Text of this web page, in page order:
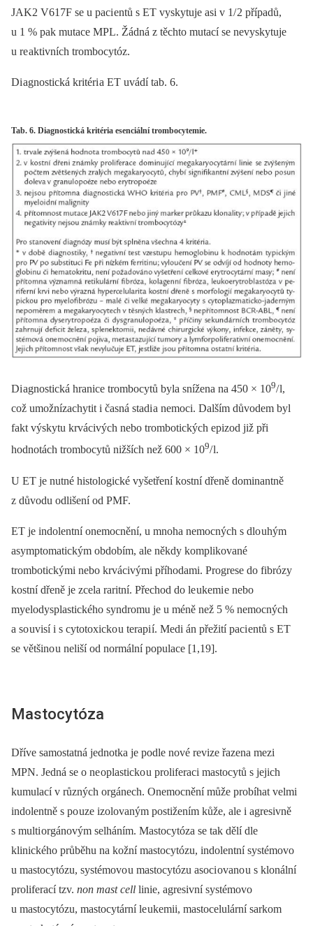
JAK2 V617F se u paci entů s ET vyskytuje asi v 1/ 2 případů,
u 1 % pak mutace MPL. Žádná z těchto mutací se nevyskytuje
u re aktivních trombocytóz.
Di agnostická kritéri a ET uvádí tab. 6.
Tab. 6. Diagnostická kritéria esenciální trombocytemie.
Di agnostická hranice trombocytů byla snížena na 450 × 109/ l,
což umožnízachytit i časná stadi a nemoci. Dalším důvodem byl
fakt výskytu krvácivých nebo trombotických epizod již při
hodnotách trombocytů nižších než 600 × 109/ l.
U ET je nutné histologické vyšetření kostní dřeně dominantně
z důvodu odlišení od PMF.
ET je indolentní onemocnění, u mnoha nemocných s dlo uhým
asymptomatickým obdobím, ale někdy komplikované
trombotickými nebo krvácivými příhodami. Progrese do fibrózy
kostní dřeně je zcela raritní. Přechod do le ukemi e nebo
myelodysplastického syndromu je u méně než 5 % nemocných
a so uvisí i s cytotoxicko u terapi í. Medi án přežití paci entů s ET
se většino u neliší od normální populace [1,19].
Mastocytóza
Dříve samostatná jednotka je podle nové revize řazena mezi
MPN. Jedná se o ne oplasticko u proliferaci mastocytů s jejich
kumulací v různých orgánech. Onemocnění může probíhat velmi
indolentně s po uze izolovaným postižením kůže, ale i agresivně
s multi orgánovým selháním. Mastocytóza se tak dělí dle
klinického průběhu na kožní mastocytózu, indolentní sy­stémovo
u mastocytózu, sy­stémovo u mastocytózu asoci ovano u s klonální
proliferací tzv. non mast cell linie, agresivní sy­stémovo
u mastocytózu, mastocytární le ukemii, mastocelulární sarkom